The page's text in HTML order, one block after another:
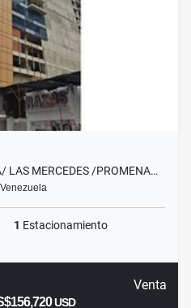
LAS MERCEDES /PROMENA…
1 Estacionamiento
Venta
USD